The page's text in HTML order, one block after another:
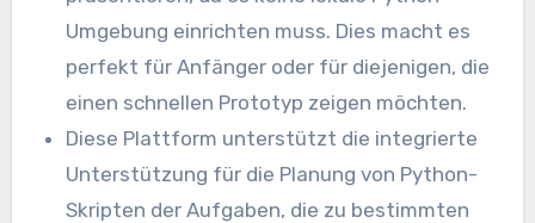
Umgebung einrichten muss. Dies macht es
perfekt für Anfänger oder für diejenigen, die
einen schnellen Prototyp zeigen möchten.
Diese Plattform unterstützt die integrierte
Unterstützung für die Planung von Python-
Skripten der Aufgaben, die zu bestimmten